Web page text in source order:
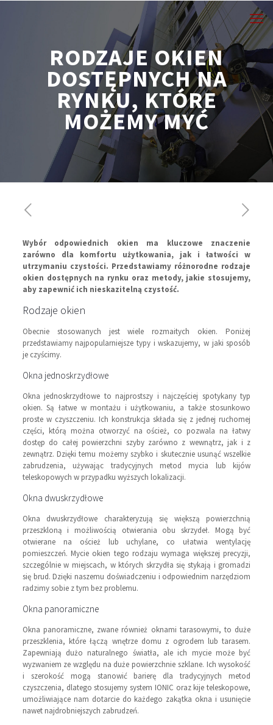
RODZAJE OKIEN
DOSTĘPNYCH NA
RYNKU, KTÓRE
MOŻEMY MYĆ
Wybór odpowiednich okien ma kluczowe znaczenie
zarówno dla komfortu użytkowania, jak i łatwości w
utrzymaniu czystości. Przedstawiamy różnorodne rodzaje
okien dostępnych na rynku oraz metody, jakie stosujemy,
aby zapewnić ich nieskazitelną czystość.
Rodzaje okien
Obecnie stosowanych jest wiele rozmaitych okien. Poniżej
przedstawiamy najpopularniejsze typy i wskazujemy, w jaki sposób
je czyścimy.
Okna jednoskrzydłowe
Okna jednoskrzydłowe to najprostszy i najczęściej spotykany typ
okien. Są łatwe w montażu i użytkowaniu, a także stosunkowo
proste w czyszczeniu. Ich konstrukcja składa się z jednej ruchomej
części, którą można otworzyć na oścież, co pozwala na łatwy
dostęp do całej powierzchni szyby zarówno z wewnątrz, jak i z
zewnątrz. Dzięki temu możemy szybko i skutecznie usunąć wszelkie
zabrudzenia, używając tradycyjnych metod mycia lub kijów
teleskopowych w przypadku wyższych lokalizacji.
Okna dwuskrzydłowe
Okna dwuskrzydłowe charakteryzują się większą powierzchnią
przeszkloną i możliwością otwierania obu skrzydeł. Mogą być
otwierane na oścież lub uchylane, co ułatwia wentylację
pomieszczeń. Mycie okien tego rodzaju wymaga większej precyzji,
szczególnie w miejscach, w których skrzydła się stykają i gromadzi
się brud. Dzięki naszemu doświadczeniu i odpowiednim narzędziom
radzimy sobie z tym bez problemu.
Okna panoramiczne
Okna panoramiczne, zwane również oknami tarasowymi, to duże
przeszklenia, które łączą wnętrze domu z ogrodem lub tarasem.
Zapewniają dużo naturalnego światła, ale ich mycie może być
wyzwaniem ze względu na duże powierzchnie szklane. Ich wysokość
i szerokość mogą stanowić barierę dla tradycyjnych metod
czyszczenia, dlatego stosujemy system IONIC oraz kije teleskopowe,
umożliwiające nam dotarcie do każdego zakątka okna i usunięcie
nawet najdrobniejszych zabrudzeń.